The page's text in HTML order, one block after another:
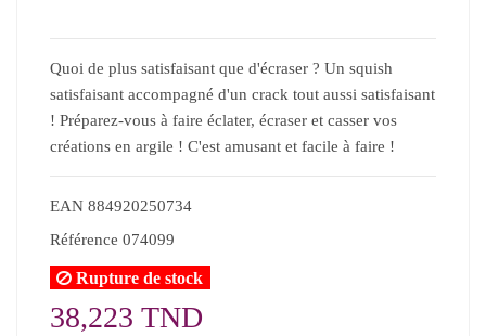
Quoi de plus satisfaisant que d'écraser ? Un squish
satisfaisant accompagné d'un crack tout aussi satisfaisant
! Préparez-vous à faire éclater, écraser et casser vos
créations en argile ! C'est amusant et facile à faire !
EAN 884920250734
Référence 074099
Rupture de stock
38,223 TND